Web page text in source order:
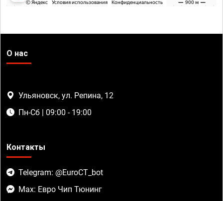
О нас
Ульяновск, ул. Репина, 12
Пн-Сб | 09:00 - 19:00
Контакты
Telegram: @EuroCT_bot
Max: Евро Чип Тюнинг